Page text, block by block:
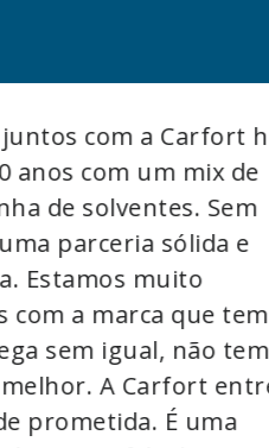
“Trabalhamos
a inauguração da
parceria já dura
base numa
credibilidade. A
melhor entrega do
produtos de
aceitação aqui na
a Carfort,